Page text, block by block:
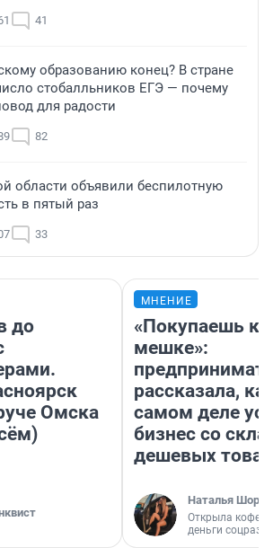
41
образованию конец? В стране
стобалльников ЕГЭ — почему
для радости
82
области объявили беспилотную
в пятый раз
33
до
Омска
МНЕНИЕ
«Покупаешь
мешке»:
рассказала,
самом деле
бизнес со
дешевых
Наталья
Открыла
деньги